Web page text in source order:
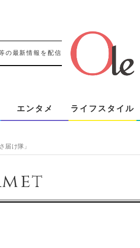
の最新情報を配信！！
エンタメ ライフスタイル
届け隊」